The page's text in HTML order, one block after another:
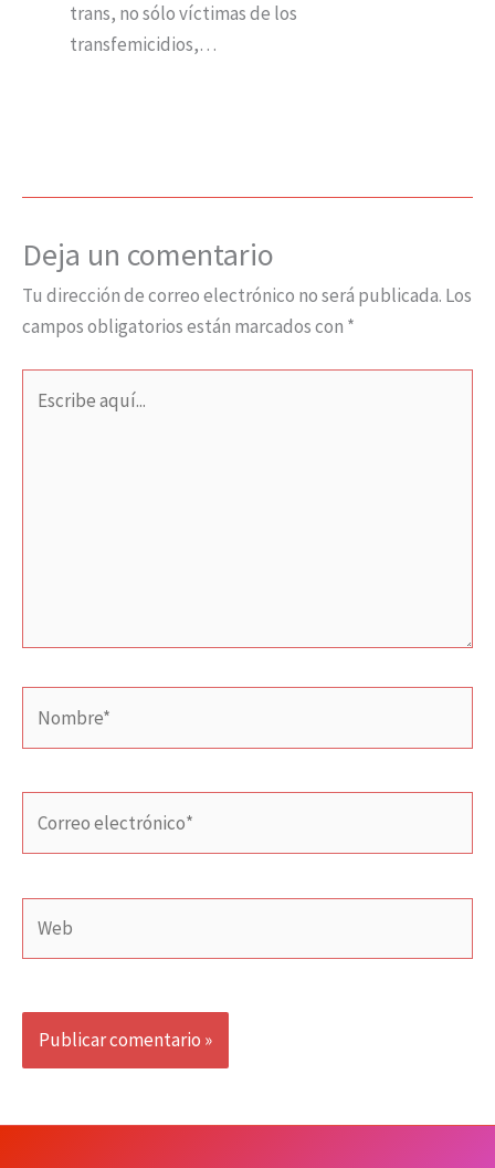
trans, no sólo víctimas de los
transfemicidios,…
Deja un comentario
Tu dirección de correo electrónico no será publicada. Los
campos obligatorios están marcados con *
aquí...
electrónico*